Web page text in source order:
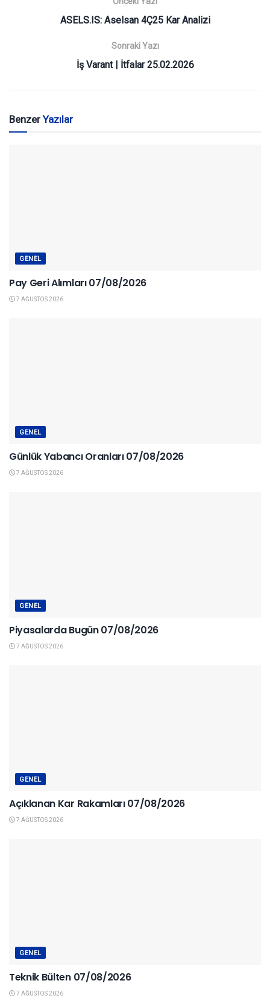
ASELS.IS: Aselsan 4Ç25 Kar Analizi
Sonraki Yazı
İş Varant | İtfalar 25.02.2026
BenzerYazılar
GENEL
Pay Geri Alımları 07/08/2026
7 AĞUSTOS 2026
GENEL
Günlük Yabancı Oranları 07/08/2026
7 AĞUSTOS 2026
GENEL
Piyasalarda Bugün 07/08/2026
7 AĞUSTOS 2026
GENEL
Açıklanan Kar Rakamları 07/08/2026
7 AĞUSTOS 2026
GENEL
Teknik Bülten 07/08/2026
7 AĞUSTOS 2026